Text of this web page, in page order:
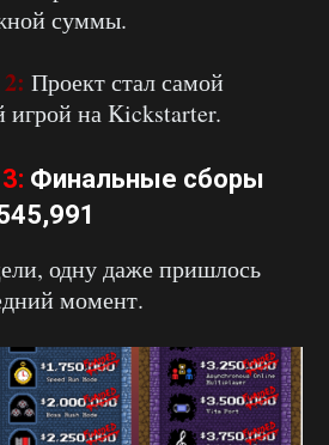
суммы.
Проект стал самой
игрой на Kickstarter.
Финальные сборы
одну даже пришлось
момент.